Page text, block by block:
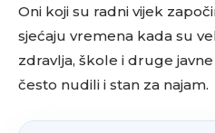
Oni koji su radni vijek
sjećaju vremena kada su
zdravlja, škole i druge
često nudili i stan za najam.